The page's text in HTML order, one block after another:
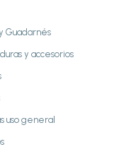
Guadarnés
y accesorios
uso general